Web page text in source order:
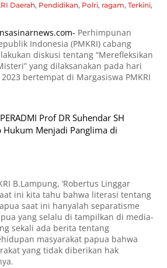
Daerah, Pendidikan, Polri, ragam,Terkini,
Perhimpunan
Indonesia (PMKRI) cabang
diskusi tentang “Merefleksikan
yang dilaksanakan pada hari
bertempat di Margasiswa PMKRI
Prof DR Suhendar SH
Hukum Menjadi Panglima di
B.Lampung, ‘Robertus Linggar
ini kita tahu bahwa literasi tentang
saat ini hanyalah separatisme
yang selalu di tampilkan di media-
sekali ada berita tentang
masyarakat papua bahwa
yang tidak diberikan hak